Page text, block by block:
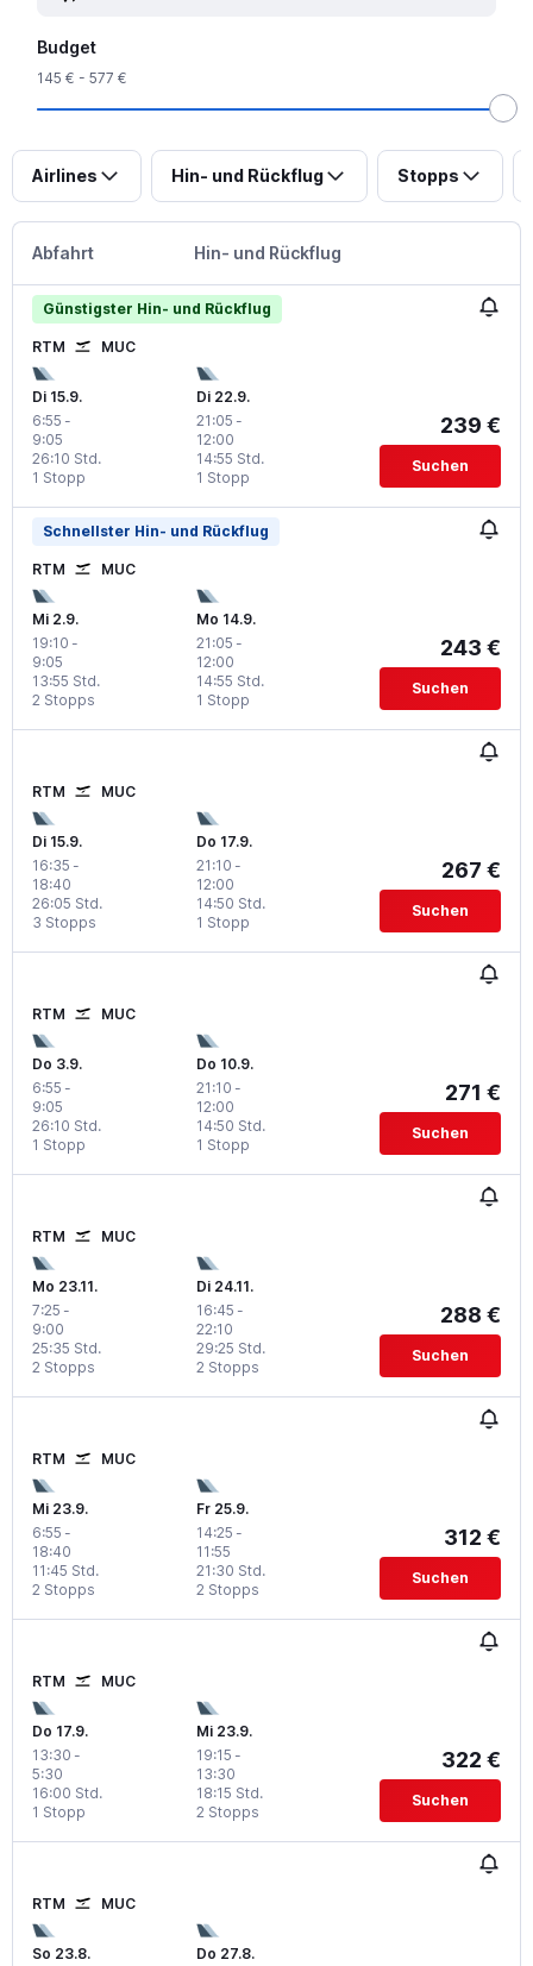
Budget
145 € - 577 €
Airlines Hin- und Rückflug Stopps
Abfahrt Hin- und Rückflug
Günstigster Hin- und Rückflug
RTM MUC
Di 15.9.
6:55 -
9:05
1 Stopp
26:10 Std.
Di 22.9.
21:05 -
12:00
1 Stopp
14:55 Std.
239 €
Suchen
Schnellster Hin- und Rückflug
RTM MUC
Mi 2.9.
19:10 -
9:05
2 Stopps
13:55 Std.
Mo 14.9.
21:05 -
12:00
1 Stopp
14:55 Std.
243 €
Suchen
RTM MUC
Di 15.9.
16:35 -
18:40
3 Stopps
26:05 Std.
Do 17.9.
21:10 -
12:00
1 Stopp
14:50 Std.
267 €
Suchen
RTM MUC
Do 3.9.
6:55 -
9:05
1 Stopp
26:10 Std.
Do 10.9.
21:10 -
12:00
1 Stopp
14:50 Std.
271 €
Suchen
RTM MUC
Mo 23.11.
7:25 -
9:00
2 Stopps
25:35 Std.
Di 24.11.
16:45 -
22:10
2 Stopps
29:25 Std.
288 €
Suchen
RTM MUC
Mi 23.9.
6:55 -
18:40
2 Stopps
11:45 Std.
Fr 25.9.
14:25 -
11:55
2 Stopps
21:30 Std.
312 €
Suchen
RTM MUC
Do 17.9.
13:30 -
5:30
1 Stopp
16:00 Std.
Mi 23.9.
19:15 -
13:30
2 Stopps
18:15 Std.
322 €
Suchen
RTM MUC
So 23.8.
Do 27.8.